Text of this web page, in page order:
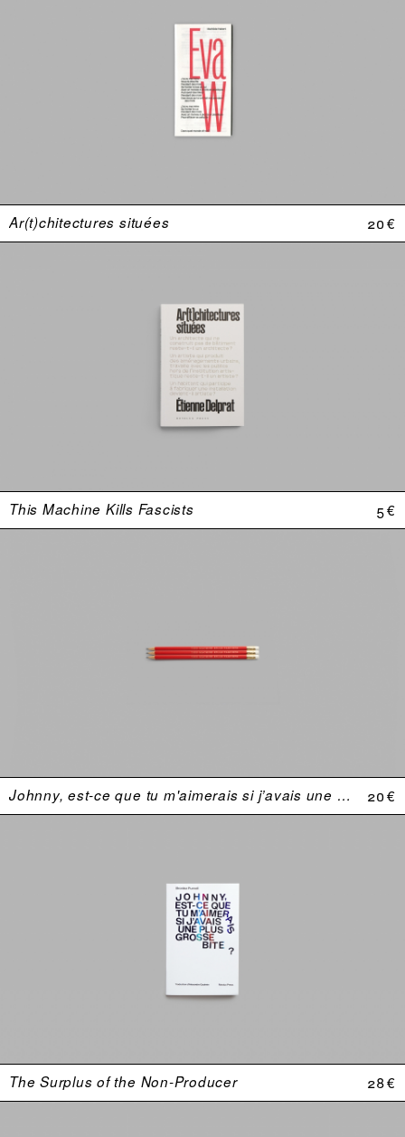
Ar(t)chitectures situées 20 €
This Machine Kills Fascists 5 €
Johnny, est-ce que tu m'aimerais si j’avais une plus grosse bite ? 20 €
The Surplus of the Non-Producer 28 €